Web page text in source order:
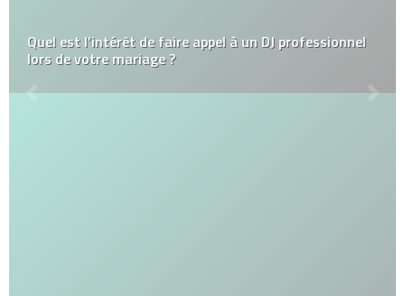
Quel est l’intérêt de faire appel à un DJ professionnel
lors de votre mariage ?